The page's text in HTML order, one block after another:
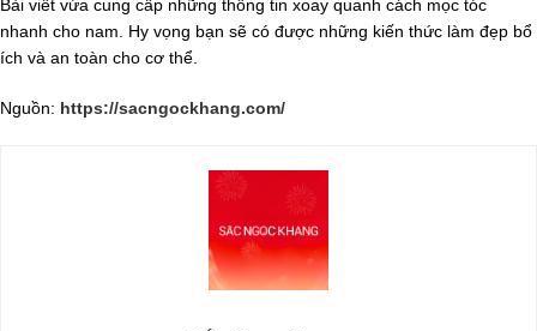
Bài viết vừa cung cấp những thông tin xoay quanh cách mọc tóc
nhanh cho nam. Hy vọng bạn sẽ có được những kiến thức làm đẹp bổ
ích và an toàn cho cơ thể.
Nguồn: https://sacngockhang.com/